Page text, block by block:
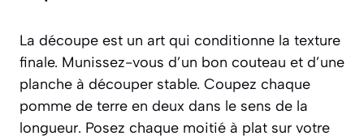
La découpe est un art qui conditionne la texture
finale. Munissez-vous d’un bon couteau et d’une
planche à découper stable. Coupez chaque
pomme de terre en deux dans le sens de la
longueur. Posez chaque moitié à plat sur votre